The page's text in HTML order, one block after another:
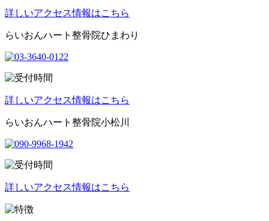
詳しいアクセス情報はこちら
らいおんハート整骨院ひまわり
詳しいアクセス情報はこちら
らいおんハート整骨院小松川
詳しいアクセス情報はこちら